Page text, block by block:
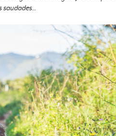
saudades…